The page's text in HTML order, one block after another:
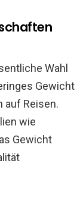
Wahl
Gewicht
auf Reisen.
wie
Gewicht